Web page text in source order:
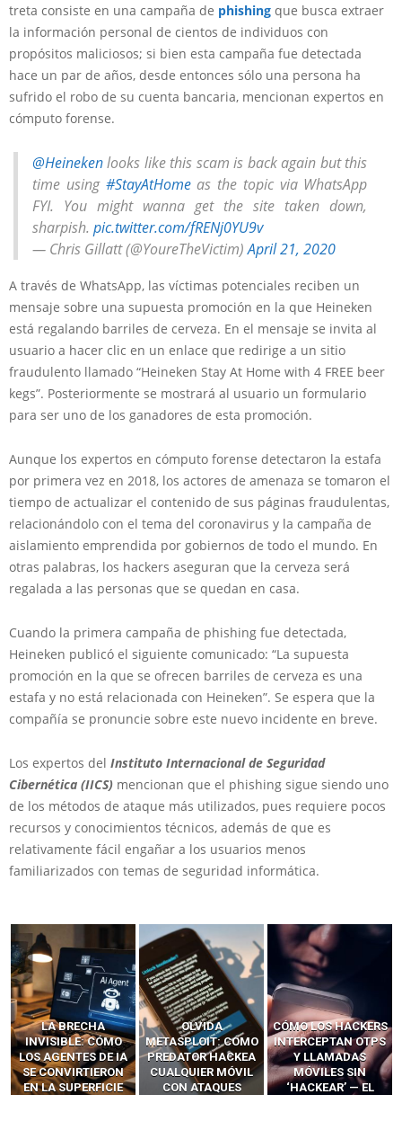
treta consiste en una campaña de phishing que busca extraer
la información personal de cientos de individuos con
propósitos maliciosos; si bien esta campaña fue detectada
hace un par de años, desde entonces sólo una persona ha
sufrido el robo de su cuenta bancaria, mencionan expertos en
cómputo forense.
@Heinekenlooks like this scam is back again but this
time using #StayAtHomeas the topic via WhatsApp
FYI. You might wanna get the site taken down,
sharpish. pic.twitter.com/fRENj0YU9v
— Chris Gillatt (@YoureTheVictim)April 21, 2020
A través de WhatsApp, las víctimas potenciales reciben un
mensaje sobre una supuesta promoción en la que Heineken
está regalando barriles de cerveza. En el mensaje se invita al
usuario a hacer clic en un enlace que redirige a un sitio
fraudulento llamado “Heineken Stay At Home with 4 FREE beer
kegs”. Posteriormente se mostrará al usuario un formulario
para ser uno de los ganadores de esta promoción.
Aunque los expertos en cómputo forense detectaron la estafa
por primera vez en 2018, los actores de amenaza se tomaron el
tiempo de actualizar el contenido de sus páginas fraudulentas,
relacionándolo con el tema del coronavirus y la campaña de
aislamiento emprendida por gobiernos de todo el mundo. En
otras palabras, los hackers aseguran que la cerveza será
regalada a las personas que se quedan en casa.
Cuando la primera campaña de phishing fue detectada,
Heineken publicó el siguiente comunicado: “La supuesta
promoción en la que se ofrecen barriles de cerveza es una
estafa y no está relacionada con Heineken”. Se espera que la
compañía se pronuncie sobre este nuevo incidente en breve.
Los expertos del Instituto Internacional de Seguridad
Cibernética (IICS) mencionan que el phishing sigue siendo uno
de los métodos de ataque más utilizados, pues requiere pocos
recursos y conocimientos técnicos, además de que es
relativamente fácil engañar a los usuarios menos
familiarizados con temas de seguridad informática.
LA BRECHA
INVISIBLE: CÓMO
LOS AGENTES DE IA
SE CONVIRTIERON
EN LA SUPERFICIE
OLVIDA
METASPLOIT: CÓMO
PREDATOR HACKEA
CUALQUIER MÓVIL
CON ATAQUES
CÓMO LOS HACKERS
INTERCEPTAN OTPS
Y LLAMADAS
MÓVILES SIN
‘HACKEAR’ — EL